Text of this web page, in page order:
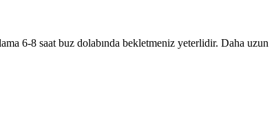
6-8 saat buz dolabında bekletmeniz yeterlidir. Daha uzun